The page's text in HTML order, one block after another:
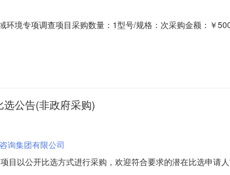
境专项调查项目采购数量：1型号/规格：次采购金额：￥
公告(非政府采购)
询集团有限公司
以公开比选方式进行采购，欢迎符合要求的潜在比选申请